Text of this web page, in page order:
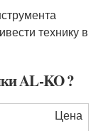
технику в
AL-KO ?
Цена